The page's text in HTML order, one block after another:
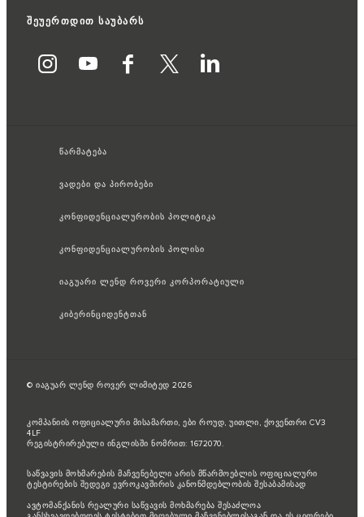
შეუერთდით საუბარს
წარმატება
ვადები და პირობები
კონფიდენციალურობის პოლიტიკა
კონფიდენციალურობის პოლისი
იაგუარი ლენდ როვერი კორპორატიული
კიბერინციდენტთან
© იაგუარ ლენდ როვერ ლიმიტედ 2026
კომპანიის ოფიციალური მისამართი, ები როუდ, უითლი, ქოვენთრი CV3
4LF
რეგისტრირებული ინგლისში ნომრით: 1672070.
საწვავის მოხმარების მაჩვენებელი არის მწარმოებლის ოფიციალური
ტესტირების შედეგი ევროკავშირის კანონმდებლობის შესაბამისად
ავტომანქანის რეალური საწვავის მოხმარება შესაძლოა